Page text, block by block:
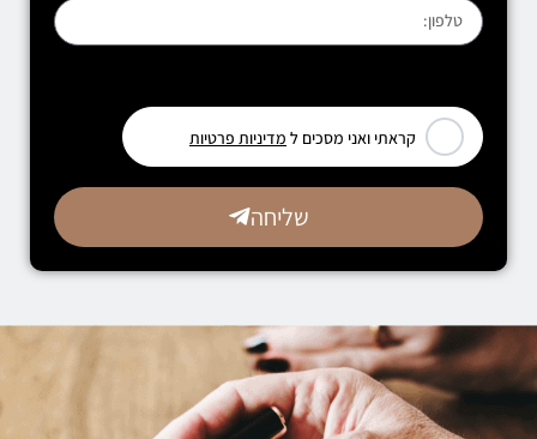
קראתי ואני מסכים ל מדיניות פרטיות
שליחה